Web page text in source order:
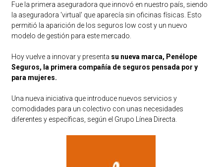
Fue la primera aseguradora que innovó en nuestro país, siendo
la aseguradora 'virtual' que aparecía sin oficinas físicas. Esto
permitió la aparición de los seguros low cost y un nuevo
modelo de gestión para este mercado.
Hoy vuelve a innovar y presenta su nueva marca, Penélope
Seguros, la primera compañía de seguros pensada por y
para mujeres.
Una nueva iniciativa que introduce nuevos servicios y
comodidades para un colectivo con unas necesidades
diferentes y específicas, según el Grupo Línea Directa.